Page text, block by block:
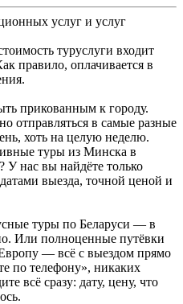
услуг и услуг
туруслуги входит
правило, оплачивается в
прикованным к городу.
отправляться в самые разные
хоть на целую неделю.
туры из Минска в
У нас вы найдёте только
выезда, точной ценой и
туры по Беларуси — в
Или полноценные путёвки
— всё с выездом прямо
по телефону», никаких
всё сразу: дату, цену, что